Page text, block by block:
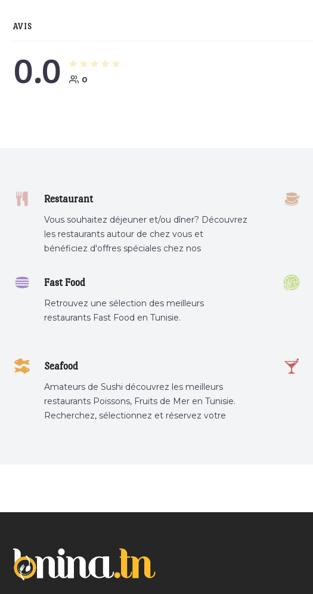
AVIS
0.0 0
Restaurant
Vous souhaitez déjeuner et/ou dîner? Découvrez
les restaurants autour de chez vous et
bénéficiez d'offres spéciales chez nos
Fast Food
Retrouvez une sélection des meilleurs
restaurants Fast Food en Tunisie.
Seafood
Amateurs de Sushi découvrez les meilleurs
restaurants Poissons, Fruits de Mer en Tunisie.
Recherchez, sélectionnez et réservez votre